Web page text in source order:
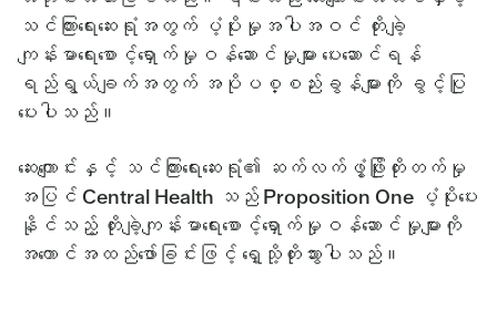
သင်ကြားရေးဆေးရုံအတွက် ပံ့ပိုးမှုအပါအဝင် တိုးချဲ့
ကျန်းမာရေးစောင့်ရှောက်မှုဝန်ဆောင်မှုများ ပေးဆောင်ရန်
ရည်ရွယ်ချက်အတွက် အပိုပစ္စည်းခွန်များကို ခွင့်ပြု
ပေးပါသည်။
ဆေးကျောင်းနှင့် သင်ကြားရေးဆေးရုံ၏ ဆက်လက်ဖွံ့ဖြိုးတိုးတက်မှု
အပြင် Central Health သည် Proposition One ပံ့ပိုးပေး
နိုင်သည့် တိုးချဲ့ကျန်းမာရေးစောင့်ရှောက်မှုဝန်ဆောင်မှုများကို
အကောင်အထည်ဖော်ခြင်းဖြင့် ရှေ့သို့တိုးသွားပါသည်။